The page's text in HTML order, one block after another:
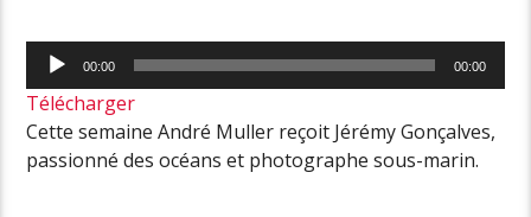
Lecteur
audio
00:00 00:00
Télécharger
Cette semaine André Muller reçoit Jérémy Gonçalves,
passionné des océans et photographe sous-marin.